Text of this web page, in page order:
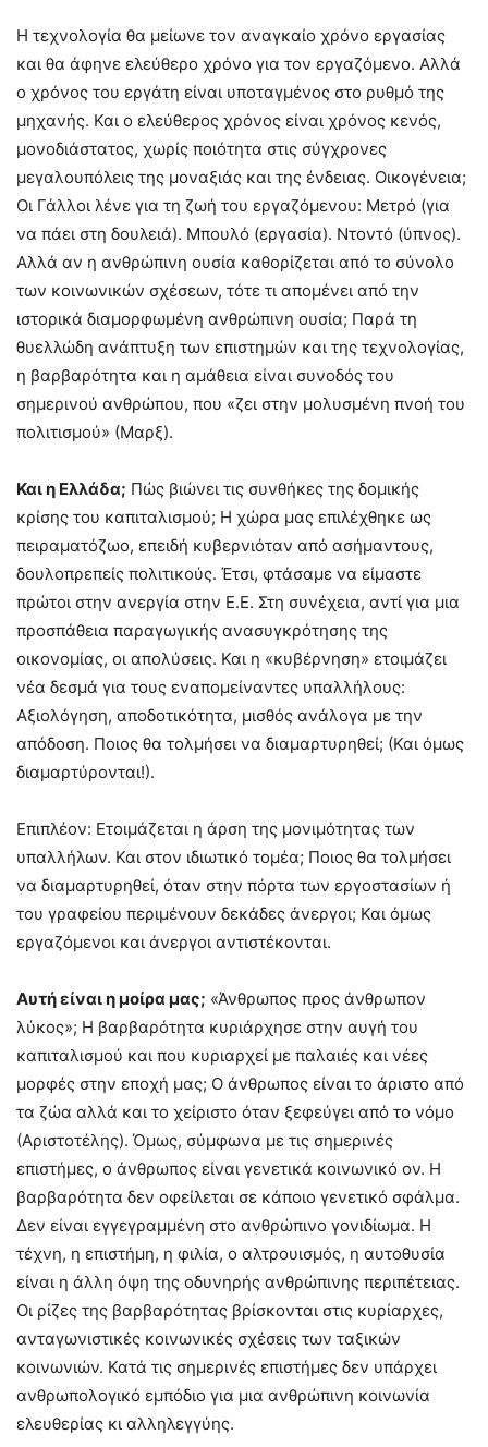
Η τεχνολογία θα μείωνε τον αναγκαίο χρόνο εργασίας
και θα άφηνε ελεύθερο χρόνο για τον εργαζόμενο. Αλλά
ο χρόνος του εργάτη είναι υποταγμένος στο ρυθμό της
μηχανής. Και ο ελεύθερος χρόνος είναι χρόνος κενός,
μονοδιάστατος, χωρίς ποιότητα στις σύγχρονες
μεγαλουπόλεις της μοναξιάς και της ένδειας. Οικογένεια;
Οι Γάλλοι λένε για τη ζωή του εργαζόμενου: Μετρό (για
να πάει στη δουλειά). Μπουλό (εργασία). Ντοντό (ύπνος).
Αλλά αν η ανθρώπινη ουσία καθορίζεται από το σύνολο
των κοινωνικών σχέσεων, τότε τι απομένει από την
ιστορικά διαμορφωμένη ανθρώπινη ουσία; Παρά τη
θυελλώδη ανάπτυξη των επιστημών και της τεχνολογίας,
η βαρβαρότητα και η αμάθεια είναι συνοδός του
σημερινού ανθρώπου, που «ζει στην μολυσμένη πνοή του
πολιτισμού» (Μαρξ).
Και η Ελλάδα; Πώς βιώνει τις συνθήκες της δομικής
κρίσης του καπιταλισμού; Η χώρα μας επιλέχθηκε ως
πειραματόζωο, επειδή κυβερνιόταν από ασήμαντους,
δουλοπρεπείς πολιτικούς. Έτσι, φτάσαμε να είμαστε
πρώτοι στην ανεργία στην Ε.Ε. Στη συνέχεια, αντί για μια
προσπάθεια παραγωγικής ανασυγκρότησης της
οικονομίας, οι απολύσεις. Και η «κυβέρνηση» ετοιμάζει
νέα δεσμά για τους εναπομείναντες υπαλλήλους:
Αξιολόγηση, αποδοτικότητα, μισθός ανάλογα με την
απόδοση. Ποιος θα τολμήσει να διαμαρτυρηθεί; (Και όμως
διαμαρτύρονται!).
Επιπλέον: Ετοιμάζεται η άρση της μονιμότητας των
υπαλλήλων. Και στον ιδιωτικό τομέα; Ποιος θα τολμήσει
να διαμαρτυρηθεί, όταν στην πόρτα των εργοστασίων ή
του γραφείου περιμένουν δεκάδες άνεργοι; Και όμως
εργαζόμενοι και άνεργοι αντιστέκονται.
Αυτή είναι η μοίρα μας; «Άνθρωπος προς άνθρωπον
λύκος»; Η βαρβαρότητα κυριάρχησε στην αυγή του
καπιταλισμού και που κυριαρχεί με παλαιές και νέες
μορφές στην εποχή μας; Ο άνθρωπος είναι το άριστο από
τα ζώα αλλά και το χείριστο όταν ξεφεύγει από το νόμο
(Αριστοτέλης). Όμως, σύμφωνα με τις σημερινές
επιστήμες, ο άνθρωπος είναι γενετικά κοινωνικό ον. Η
βαρβαρότητα δεν οφείλεται σε κάποιο γενετικό σφάλμα.
Δεν είναι εγγεγραμμένη στο ανθρώπινο γονιδίωμα. Η
τέχνη, η επιστήμη, η φιλία, ο αλτρουισμός, η αυτοθυσία
είναι η άλλη όψη της οδυνηρής ανθρώπινης περιπέτειας.
Οι ρίζες της βαρβαρότητας βρίσκονται στις κυρίαρχες,
ανταγωνιστικές κοινωνικές σχέσεις των ταξικών
κοινωνιών. Κατά τις σημερινές επιστήμες δεν υπάρχει
ανθρωπολογικό εμπόδιο για μια ανθρώπινη κοινωνία
ελευθερίας κι αλληλεγγύης.